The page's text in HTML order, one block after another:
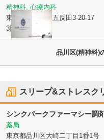
精神科, 心療内科
東京都品川区
東五反田3-20-17
3階
品川区(精神科)
スリープ&ストレスク
シンクパークファーマシー調
薬局
東京都品川区大崎二丁目1番1号